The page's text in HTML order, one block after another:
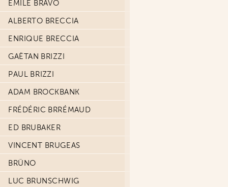
ÉMILE BRAVO
ALBERTO BRECCIA
ENRIQUE BRECCIA
GAËTAN BRIZZI
PAUL BRIZZI
ADAM BROCKBANK
FRÉDÉRIC BRRÉMAUD
ED BRUBAKER
VINCENT BRUGEAS
BRÜNO
LUC BRUNSCHWIG